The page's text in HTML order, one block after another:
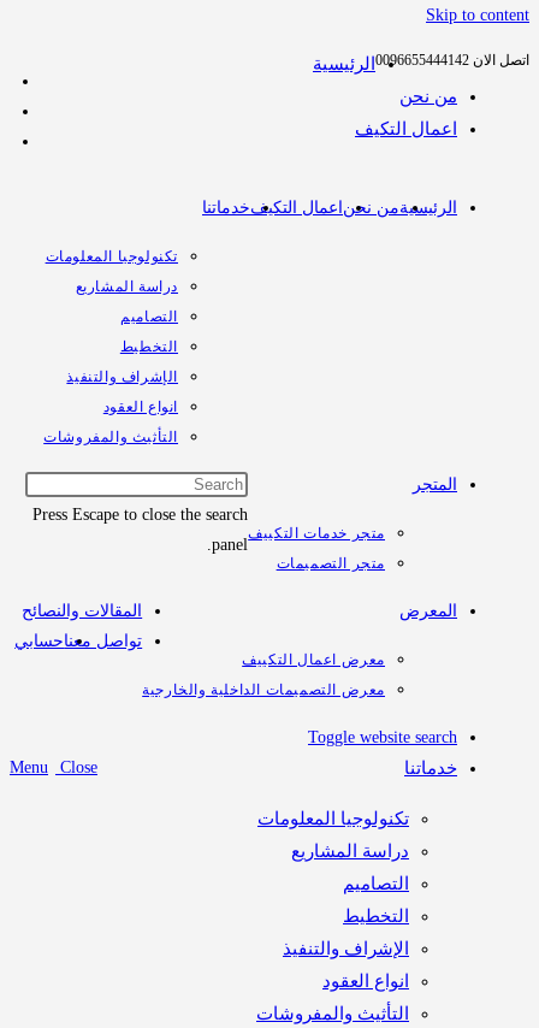
Skip
الرئيسيةمن نحناعمال التكيفخدماتنا
تكنولوجيا المعلومات
دراسة المشاريع
التصاميم
التخطيط
الإشراف والتنفيذ
انواع العقود
التأثيث والمفروشات
متجر خدمات التكييف
متجر التصميمات
المعرض
معرض اعمال التكييف
معرض التصميمات الداخلية والخارجية
المقالات والنصائح
تواصل معناحسابي
Toggle website search
Press Escape to close the search
panel.
Menu
الرئيسية
من نحن
اعمال التكيف
تكنولوجيا المعلومات
دراسة المشاريع
التصاميم
التخطيط
الإشراف والتنفيذ
انواع العقود
التأثيث والمفروشات